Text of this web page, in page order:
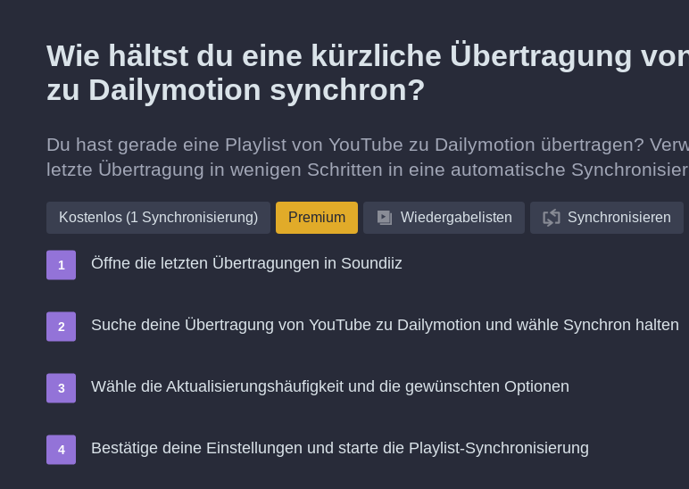
Wie hältst du eine kürzliche Übertragung
zu Dailymotion synchron?
Du hast gerade eine Playlist von YouTube zu Dailymotion übertragen?
letzte Übertragung in wenigen Schritten in eine automatische
Kostenlos (1 Synchronisierung) Premium Wiedergabelisten Synchronisieren
Öffne die letzten Übertragungen in Soundiiz
Suche deine Übertragung von YouTube zu Dailymotion und wähle Synchron halten
Wähle die Aktualisierungshäufigkeit und die gewünschten Optionen
Bestätige deine Einstellungen und starte die Playlist-Synchronisierung